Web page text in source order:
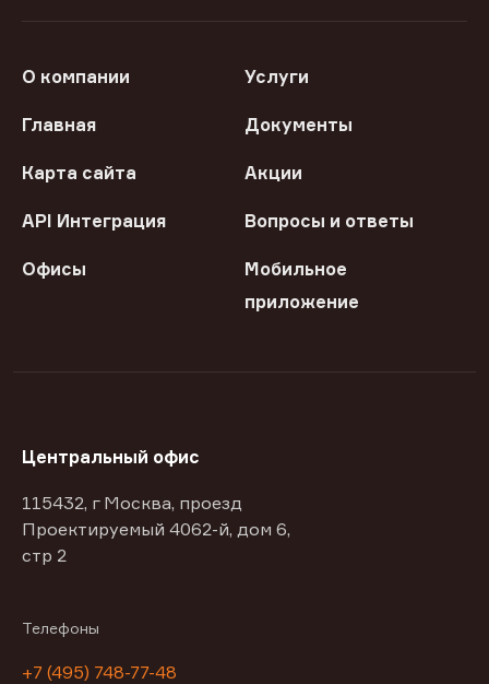
О компании Услуги
Главная Документы
Карта сайта Акции
API Интеграция Вопросы и ответы
Офисы
Мобильное
приложение
Центральный офис
115432, г Москва, проезд
Проектируемый 4062-й, дом 6,
стр 2
Телефоны
+7 (495) 748-77-48